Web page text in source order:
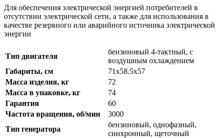
Для обеспечения электрической энергией потребителей в
отсутствии электрической сети, а также для использования в
качестве резервного или аварийного источника электрической
энергии
Тип двигателя
бензиновый 4-тактный, с
воздушным охлаждением
Габариты, см
71x58.5x57
Масса изделия, кг
72
Масса в упаковке, кг
74
Гарантия
60
Частота вращения, об/мин
3000
Тип генератора
бензиновый, однофазный,
синхронный, щеточный